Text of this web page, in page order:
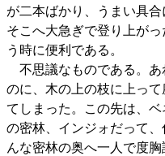
が二本ばかり、うまい具合
そこへ大急ぎで登り上が
う時に便利である。
不思議なものである。あ
のに、木の上の枝に上っ
てしまった。この先は、
の密林、インジォだって
んな密林の奥へ一人で度